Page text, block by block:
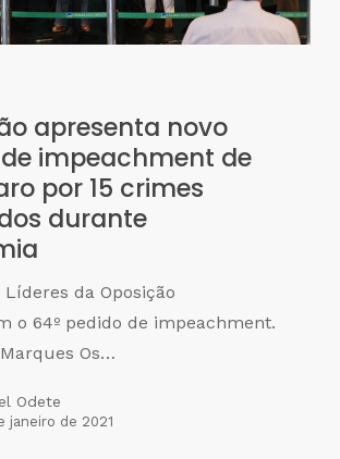
apresenta novo
impeachment de
por 15 crimes
durante
Líderes da Oposição
o 64º pedido de impeachment.
Os…
Odete
janeiro de 2021